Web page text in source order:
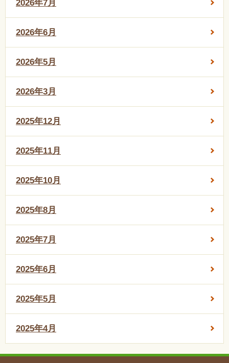
2026年7月
2026年6月
2026年5月
2026年3月
2025年12月
2025年11月
2025年10月
2025年8月
2025年7月
2025年6月
2025年5月
2025年4月